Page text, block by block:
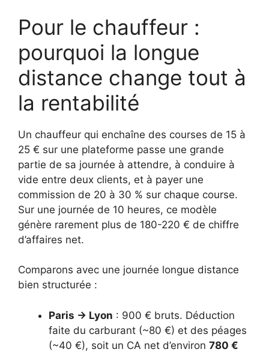
Pour le chauffeur :
pourquoi la longue
distance change tout à
la rentabilité
Un chauffeur qui enchaîne des courses de 15 à
25 € sur une plateforme passe une grande
partie de sa journée à attendre, à conduire à
vide entre deux clients, et à payer une
commission de 20 à 30 % sur chaque course.
Sur une journée de 10 heures, ce modèle
génère rarement plus de 180-220 € de chiffre
d’affaires net.
Comparons avec une journée longue distance
bien structurée :
Paris → Lyon : 900 € bruts. Déduction
faite du carburant (~80 €) et des péages
(~40 €), soit un CA net d’environ 780 €